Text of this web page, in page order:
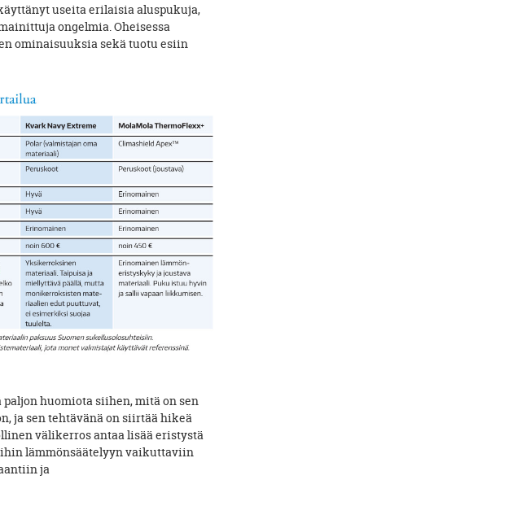
useita erilaisia aluspukuja,
ongelmia. Oheisessa
ominaisuuksia sekä tuotu esiin
huomiota siihen, mitä on sen
ja sen tehtävänä on siirtää hikeä
välikerros antaa lisää eristystä
lämmönsäätelyyn vaikuttaviin
ja